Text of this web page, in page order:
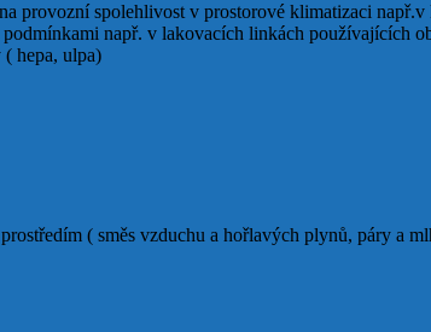
provozní spolehlivost v prostorové klimatizaci
např. v lakovacích linkách používajících
hepa, ulpa)
( směs vzduchu a hořlavých plynů, páry a